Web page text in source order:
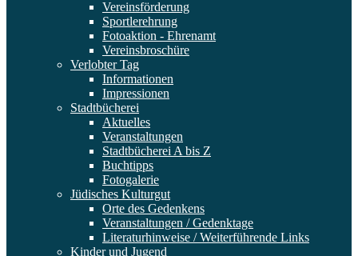
Vereinsförderung
Sportlerehrung
Fotoaktion - Ehrenamt
Vereinsbroschüre
Verlobter Tag
Informationen
Impressionen
Stadtbücherei
Aktuelles
Veranstaltungen
Stadtbücherei A bis Z
Buchtipps
Fotogalerie
Jüdisches Kulturgut
Orte des Gedenkens
Veranstaltungen / Gedenktage
Literaturhinweise / Weiterführende Links
Kinder und Jugend